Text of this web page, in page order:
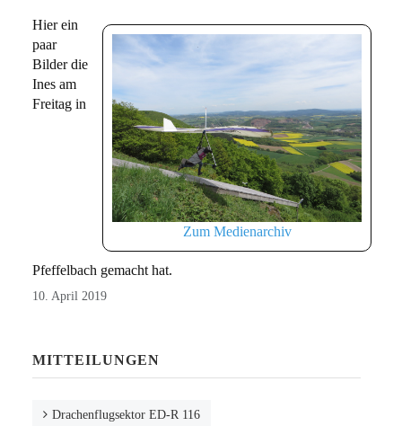
SONSTIGES
Zum Medienarchiv
Hier ein
paar
Bilder die
Ines am
Freitag in
Pfeffelbach gemacht hat.
10. April 2019
MITTEILUNGEN
Drachenflugsektor ED-R 116